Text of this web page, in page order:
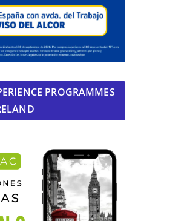
PROGRAMMES